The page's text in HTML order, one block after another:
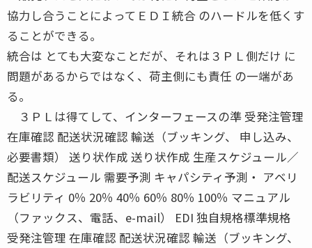
協力し合うことによってＥＤＩ統合 のハードルを低くす
ることができる。
統合は とても大変なことだが、それは３ＰＬ側だけ に
問題があるからではなく、荷主側にも責任 の一端があ
る。
３ＰＬは得てして、インターフェースの準 受発注管理
在庫確認 配送状況確認 輸送（ブッキング、 申し込み、
必要書類） 送り状作成 送り状作成 生産スケジュール／
配送スケジュール 需要予測 キャパシティ予測・ アベリ
ラビリティ 0％ 20％ 40％ 60％ 80％ 100％ マニュアル
（ファックス、電話、e-mail） EDI 独自規格標準規格
受発注管理 在庫確認 配送状況確認 輸送（ブッキング、